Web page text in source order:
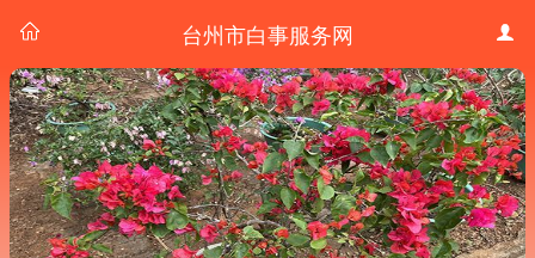
台州市白事服务网